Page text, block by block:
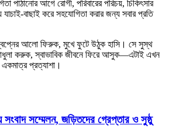
পাঠানোর আগে রোগী, পরিবারের পরিচয়, চিকিৎসার
বাছাই করে সহযোগিতা করার জন্য সবার প্রতি
আলো ফিরুক, মুখে ফুটে উঠুক হাসি। সে সুস্থ
করুক, স্বাভাবিক জীবনে ফিরে আসুক—এটাই এখন
একমাত্র প্রত্যাশা।
সংবাদ সম্মেলন, জড়িতদের গ্রেপ্তার ও সুষ্ঠু